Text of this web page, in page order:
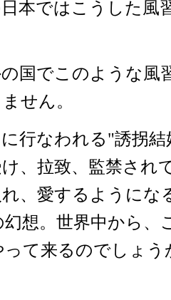
本ではこうした風
国でこのような風
せん。
行なわれる"誘拐
け、拉致、監禁され
、愛するようにな
想。世界中から、
って来るのでしょう